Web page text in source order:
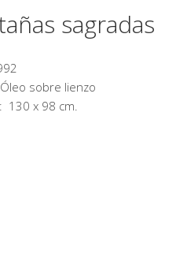
sagradas
sobre lienzo
: 130 x 98 cm.